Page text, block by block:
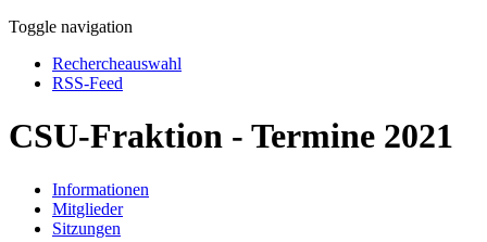
Toggle navigation
Rechercheauswahl
RSS-Feed
CSU-Fraktion - Termine 2021
Informationen
Mitglieder
Sitzungen